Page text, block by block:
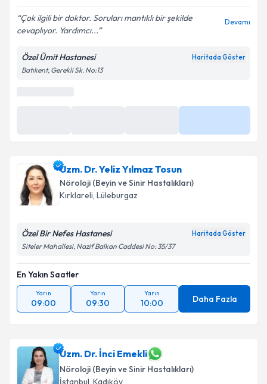
Çok ilgili bir doktor. Soruları mantıklı bir şekilde
cevaplıyor. Yardımcı...
Devamı
Özel Ümit Hastanesi Haritada Göster
Batıkent, Gerekli Sk. No:13
Uzm. Dr. Yeliz Yılmaz Tosun
Nöroloji (Beyin ve Sinir Hastalıkları)
Kırklareli, Lüleburgaz
Özel Bir Nefes Hastanesi Haritada Göster
Siteler Mahallesi, Nazif Balkan Caddesi No: 35/37
En Yakın Saatler
Yarın
09:00
Yarın
09:30
Yarın
10:00 Daha Fazla
Uzm. Dr. İnci Emekli
Nöroloji (Beyin ve Sinir Hastalıkları)
İstanbul, Kadıköy